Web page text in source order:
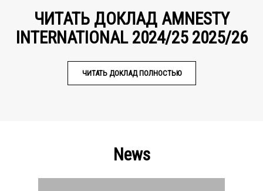
ЧИТАТЬ ДОКЛАД AMNESTY
INTERNATIONAL 2024/25 2025/26
ЧИТАТЬ ДОКЛАД ПОЛНОСТЬЮ
News